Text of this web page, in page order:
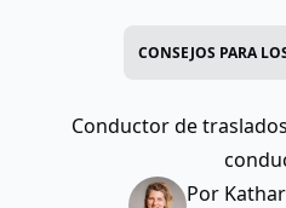
CONSEJOS PARA
Conductor de
Por